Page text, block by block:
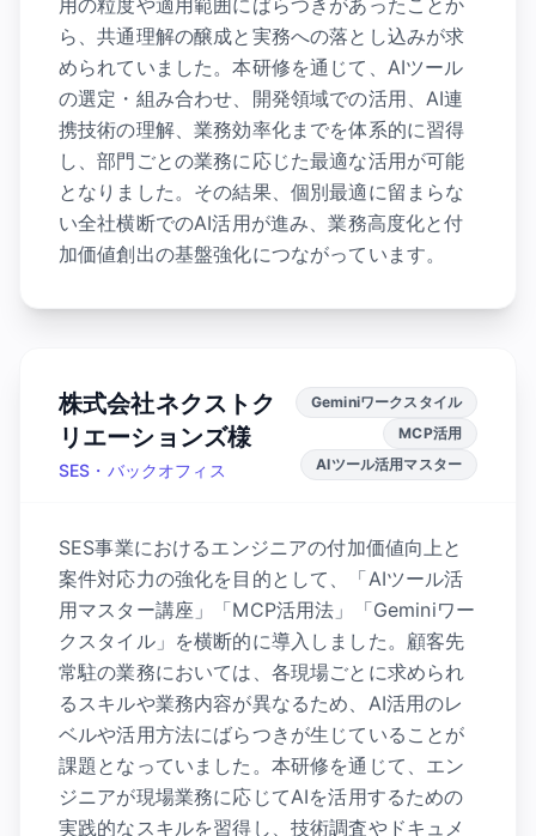
用の粒度や適用範囲にばらつきがあったことか
ら、共通理解の醸成と実務への落とし込みが求
められていました。本研修を通じて、AIツール
の選定・組み合わせ、開発領域での活用、AI連
携技術の理解、業務効率化までを体系的に習得
し、部門ごとの業務に応じた最適な活用が可能
となりました。その結果、個別最適に留まらな
い全社横断でのAI活用が進み、業務高度化と付
加価値創出の基盤強化につながっています。
株式会社ネクストク
リエーションズ様
SES・バックオフィス
Geminiワークスタイル
MCP活用
AIツール活用マスター
SES事業におけるエンジニアの付加価値向上と
案件対応力の強化を目的として、「AIツール活
用マスター講座」「MCP活用法」「Geminiワー
クスタイル」を横断的に導入しました。顧客先
常駐の業務においては、各現場ごとに求められ
るスキルや業務内容が異なるため、AI活用のレ
ベルや活用方法にばらつきが生じていることが
課題となっていました。本研修を通じて、エン
ジニアが現場業務に応じてAIを活用するための
実践的なスキルを習得し、技術調査やドキュメ